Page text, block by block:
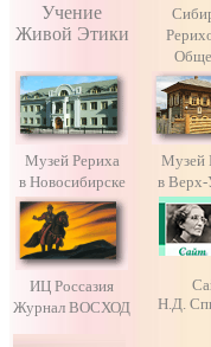
Учение
Живой Этики
Музей Рериха
в Новосибирске
Музей
в
ИЦ Россазия
Журнал ВОСХОД
Н.Д.